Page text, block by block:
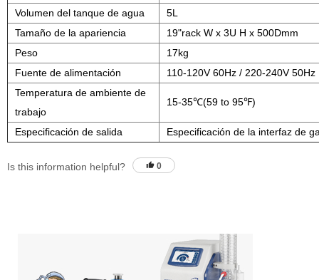
Volumen del tanque de agua
5L
Tamaño de la apariencia
19"rack W x 3U H x 500Dmm
Peso
17kg
Fuente de alimentación
110-120V 60Hz / 220-240V 50Hz
Temperatura de ambiente de
trabajo
15-35℃(59 to 95℉)
Especificación de salida Especificación de la interfaz de
Is this information helpful? 0